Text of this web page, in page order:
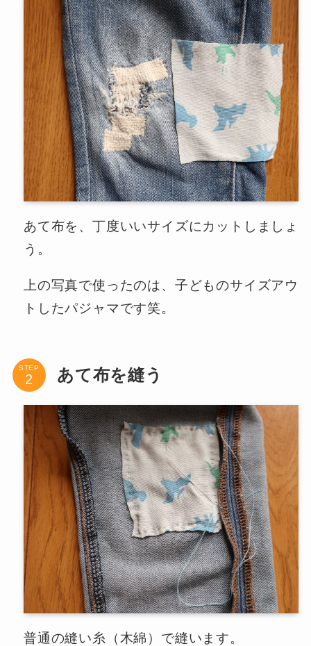
あて布を、丁度いいサイズにカットしましょ
う。
上の写真で使ったのは、子どものサイズアウ
トしたパジャマです笑。
STEP あて布を縫う
普通の縫い糸（木綿）で縫います。